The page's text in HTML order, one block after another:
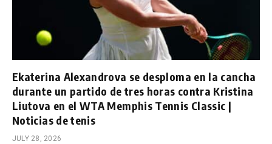
Ekaterina Alexandrova se desploma en la cancha
durante un partido de tres horas contra Kristina
Liutova en el WTA Memphis Tennis Classic |
Noticias de tenis
JULY 28, 2026